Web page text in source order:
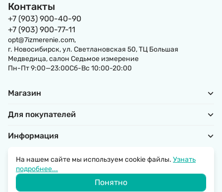
Контакты
+7 (903) 900-40-90
+7 (903) 900-77-11
opt@7izmerenie.com,
г. Новосибирск, ул. Светлановская 50, ТЦ Большая
Медведица, салон Седьмое измерение
Пн-Пт 9:00—23:00Сб-Вс 10:00-20:00
Магазин
Для покупателей
Информация
© 2026 SantechRussia.
Политика обработки персональных данных
На нашем сайте мы используем cookie файлы. Узнать
подробнее...
Понятно